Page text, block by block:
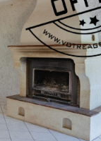
+ de critères
+